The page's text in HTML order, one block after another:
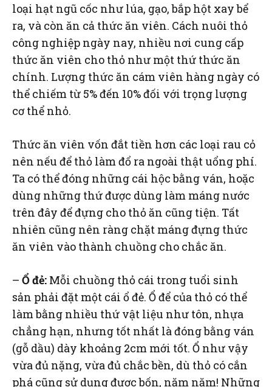
loại hạt ngũ cốc như lúa, gạo, bắp hột xay bể
ra, và còn ăn cả thức ăn viên. Cách nuôi thỏ
công nghiệp ngày nay, nhiều nơi cung cấp
thức ăn viên cho thỏ như một thứ thức ăn
chính. Lượng thức ăn cám viên hàng ngày có
thể chiếm từ 5% đến 10% đối với trọng lượng
cơ thể nhỏ.
Thức ăn viên vốn đắt tiền hơn các loại rau cỏ
nên nếu để thỏ làm đổ ra ngoài thật uổng phí.
Ta có thể đóng những cái hộc bằng ván, hoặc
dùng những thứ được dùng làm máng nước
trên đây để đựng cho thỏ ăn cũng tiện. Tất
nhiên cũng nên ràng chặt máng đựng thức
ăn viên vào thành chuồng cho chắc ăn.
– Ổ đẻ: Mỗi chuồng thỏ cái trong tuổi sinh
sản phải đặt một cái ổ đẻ. Ổ để của thỏ có thể
làm bằng nhiều thứ vật liệu như tôn, nhựa
chẳng hạn, nhưng tốt nhất là đóng bằng ván
(gỗ dầu) dày khoảng 2cm mới tốt. Ổ như vậy
vừa đủ nặng, vừa đủ chắc bền, dù thỏ có cắn
phá cũng sử dụng được bốn, năm năm! Những